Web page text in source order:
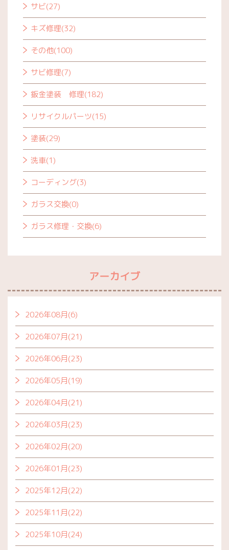
サビ(27)
キズ修理(32)
その他(100)
サビ修理(7)
鈑金塗装 修理(182)
リサイクルパーツ(15)
塗装(29)
洗車(1)
コーディング(3)
ガラス交換(0)
ガラス修理・交換(6)
アーカイブ
2026年08月(6)
2026年07月(21)
2026年06月(23)
2026年05月(19)
2026年04月(21)
2026年03月(23)
2026年02月(20)
2026年01月(23)
2025年12月(22)
2025年11月(22)
2025年10月(24)